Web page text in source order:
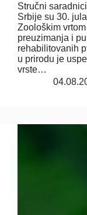
Stručni
Srbije su 30.
Zoološkim
preuzimanja i
rehabilitovanih
u prirodu je
vrste…